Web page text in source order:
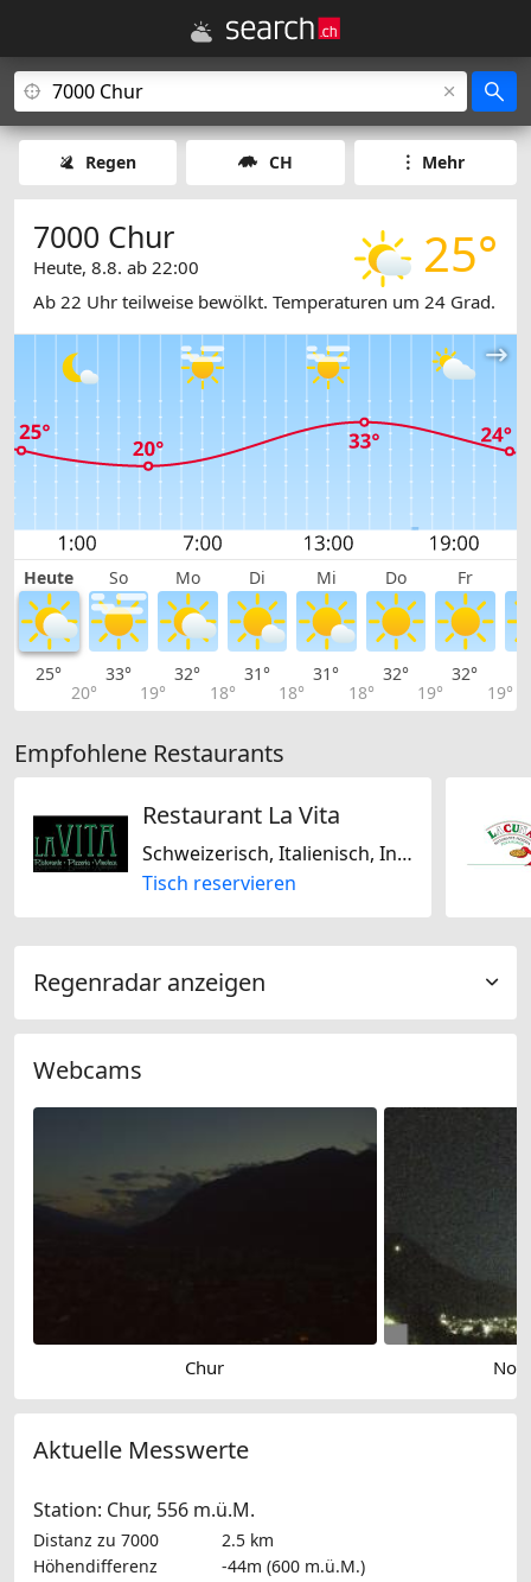
Regen CH Mehr
25°
7000 Chur
Heute, 8.8. ab 22:00
Ab 22 Uhr teilweise bewölkt. Temperaturen um 24 Grad.
Heute So Mo Di Mi Do Fr
25°
20°
33°
19°
32°
18°
31°
18°
31°
18°
32°
19°
32°
19°
Empfohlene Restaurants
Restaurant La Vita
Schweizerisch, Italienisch, International, Mediterran
Tisch reservieren
Regenradar anzeigen
Webcams
Chur
Aktuelle Messwerte
Station: Chur, 556 m.ü.M.
Distanz zu 7000
2.5 km
Höhendifferenz
-44m (600 m.ü.M.)